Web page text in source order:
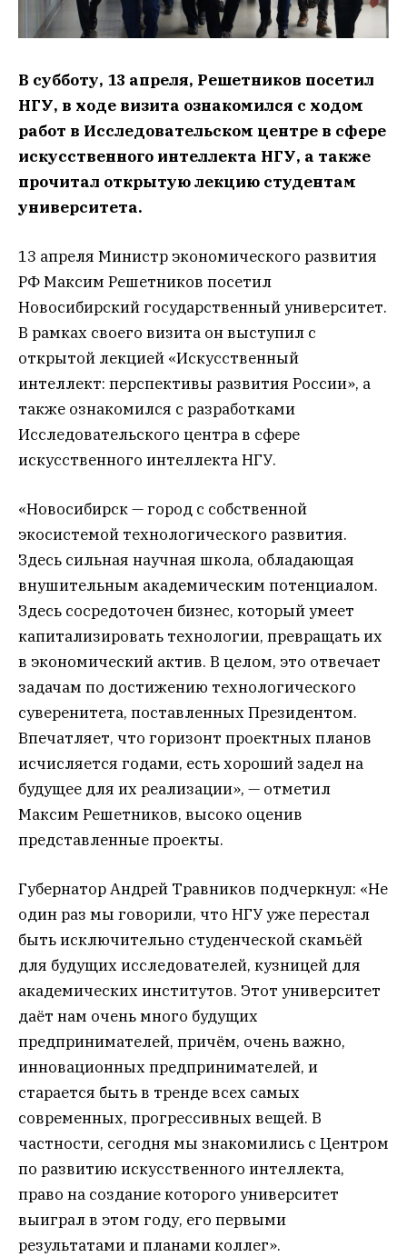
В субботу, 13 апреля, Решетников посетил
НГУ, в ходе визита ознакомился с ходом
работ в Исследовательском центре в сфере
искусственного интеллекта НГУ, а также
прочитал открытую лекцию студентам
университета.
13 апреля Министр экономического развития
РФ Максим Решетников посетил
Новосибирский государственный университет.
В рамках своего визита он выступил с
открытой лекцией «Искусственный
интеллект: перспективы развития России», а
также ознакомился с разработками
Исследовательского центра в сфере
искусственного интеллекта НГУ.
«Новосибирск — город с собственной
экосистемой технологического развития.
Здесь сильная научная школа, обладающая
внушительным академическим потенциалом.
Здесь сосредоточен бизнес, который умеет
капитализировать технологии, превращать их
в экономический актив. В целом, это отвечает
задачам по достижению технологического
суверенитета, поставленных Президентом.
Впечатляет, что горизонт проектных планов
исчисляется годами, есть хороший задел на
будущее для их реализации», — отметил
Максим Решетников, высоко оценив
представленные проекты.
Губернатор Андрей Травников подчеркнул: «Не
один раз мы говорили, что НГУ уже перестал
быть исключительно студенческой скамьёй
для будущих исследователей, кузницей для
академических институтов. Этот университет
даёт нам очень много будущих
предпринимателей, причём, очень важно,
инновационных предпринимателей, и
старается быть в тренде всех самых
современных, прогрессивных вещей. В
частности, сегодня мы знакомились с Центром
по развитию искусственного интеллекта,
право на создание которого университет
выиграл в этом году, его первыми
результатами и планами коллег».